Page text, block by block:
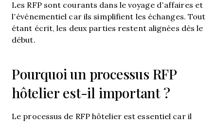
Les RFP sont courants dans le voyage d’affaires et
l’événementiel car ils simplifient les échanges. Tout
étant écrit, les deux parties restent alignées dès le
début.
Pourquoi un processus RFP
hôtelier est-il important ?
Le processus de RFP hôtelier est essentiel car il